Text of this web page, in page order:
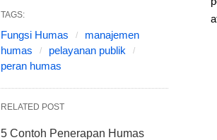
TAGS:
Fungsi Humas
manajemen
humas
pelayanan publik
peran humas
RELATED POST
5 Contoh Penerapan Humas